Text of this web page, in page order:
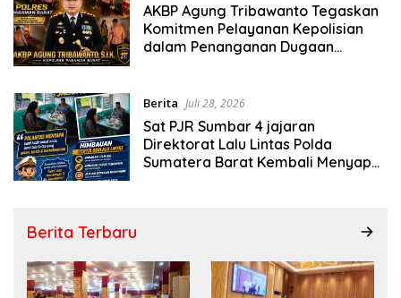
AKBP Agung Tribawanto Tegaskan
Komitmen Pelayanan Kepolisian
dalam Penanganan Dugaan
Berita Juli 28, 2026
Sat PJR Sumbar 4 jajaran
Direktorat Lalu Lintas Polda
Sumatera Barat Kembali Menyapa
Berita Terbaru